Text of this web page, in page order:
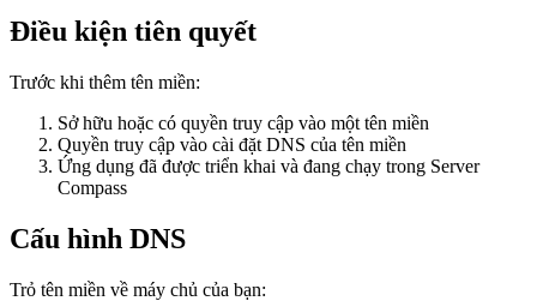
Điều kiện tiên quyết
Trước khi thêm tên miền:
Sở hữu hoặc có quyền truy cập vào một tên miền
Quyền truy cập vào cài đặt DNS của tên miền
Ứng dụng đã được triển khai và đang chạy trong Server
Compass
Cấu hình DNS
Trỏ tên miền về máy chủ của bạn: